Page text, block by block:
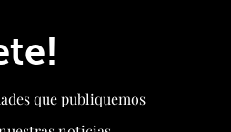
que publiquemos